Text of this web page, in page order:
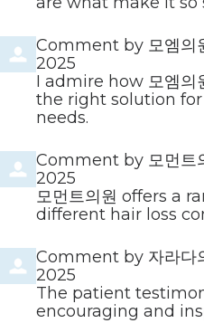
Comment by 모엠의
2025
I admire how 모엠
the right solution
needs.
Comment by 모먼트
2025
모먼트의원 offers a
different hair loss
Comment by 자라다
2025
The patient
encouraging and